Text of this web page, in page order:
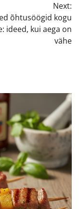
Next:
õhtusöögid kogu
ideed, kui aega on
vähe